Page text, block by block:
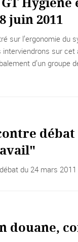
juin 2011
sur l’ergonomie du
interviendrons sur
d’un groupe
débat
du 24 mars
douane,